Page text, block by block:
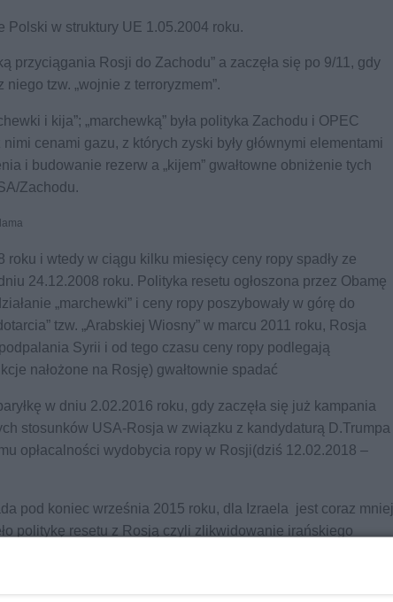
Polski w struktury UE 1.05.2004 roku.
przyciągania Rosji do Zachodu” a zaczęła się po 9/11, gdy
tzw. „wojnie z terroryzmem”.
i kija”; „marchewką” była polityka Zachodu i OPEC
cenami gazu, z których zyski były głównymi elementami
i budowanie rezerw a „kijem” gwałtowne obniżenie tych
Zachodu.
i wtedy w ciągu kilku miesięcy ceny ropy spadły ze
24.12.2008 roku. Polityka resetu ogłoszona przez Obamę
„marchewki” i ceny ropy poszybowały w górę do
tzw. „Arabskiej Wiosny” w marcu 2011 roku, Rosja
Syrii i od tego czasu ceny ropy podlegają
nałożone na Rosję) gwałtownie spadać
w dniu 2.02.2016 roku, gdy zaczęła się już kampania
stosunków USA-Rosja w związku z kandydaturą D.Trumpa
opłacalności wydobycia ropy w Rosji(dziś 12.02.2018 –
pod koniec września 2015 roku, dla Izraela jest coraz mniej
politykę resetu z Rosją czyli zlikwidowanie irańskiego
wojny z Iranem.
ale Obama ich powstrzymywał, bo ciągle nie był